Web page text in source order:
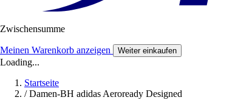
Zwischensumme
Meinen Warenkorb anzeigen Weiter einkaufen
Loading...
Startseite
/ Damen-BH adidas Aeroready Designed